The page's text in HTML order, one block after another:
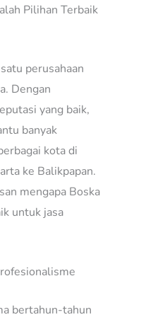
Pilihan Terbaik
perusahaan
Dengan
yang baik,
banyak
kota di
ke Balikpapan.
mengapa Boska
untuk jasa
bertahun-tahun